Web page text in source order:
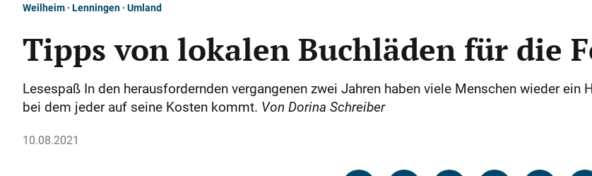
Weilheim · Lenningen · Umland
Tipps von lokalen Buchläden für die
Lesespaß In den herausfordernden vergangenen zwei Jahren haben viele Menschen wieder
bei dem jeder auf seine Kosten kommt. Von Dorina Schreiber
10.08.2021